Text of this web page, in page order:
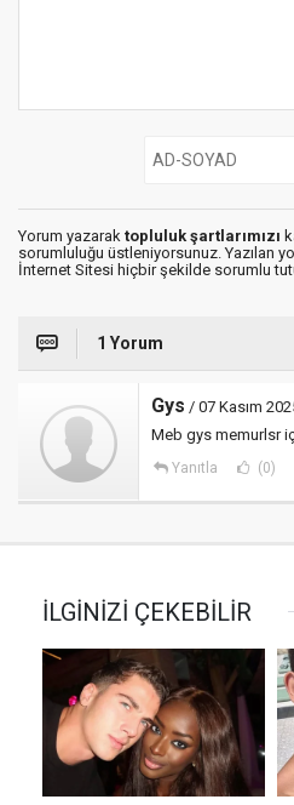
Yorum yazarak topluluk şartlarımızı
sorumluluğu üstleniyorsunuz. Yazılan
İnternet Sitesi hiçbir şekilde sorumlu
1 Yorum
Gys / 07 Kasım
Meb gys memurlsr
Yanıtla (0)